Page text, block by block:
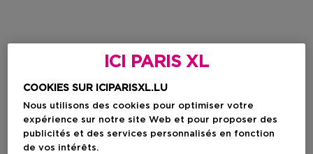
ICI PARIS XL
COOKIES SUR ICIPARISXL.LU
Nous utilisons des cookies pour optimiser votre
expérience sur notre site Web et pour proposer des
publicités et des services personnalisés en fonction
de vos intérêts.